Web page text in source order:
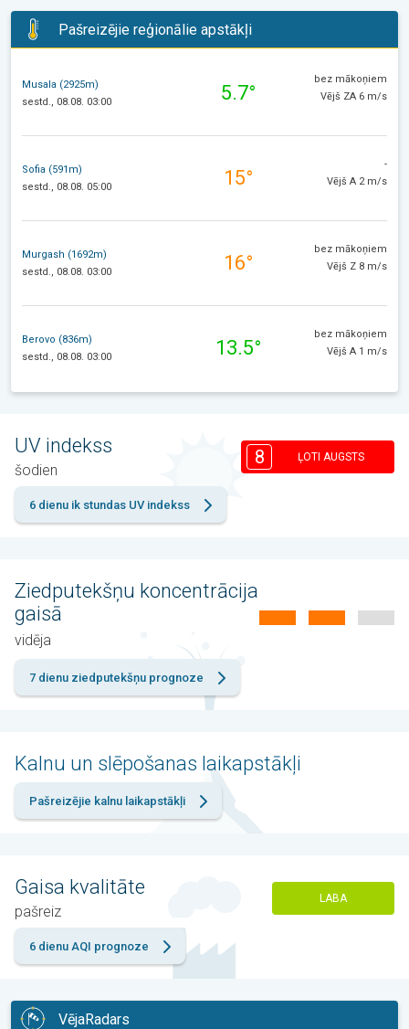
Pašreizējie reģionālie apstākļi
Musala (2925m)
sestd., 08.08. 03:00
5.7°
bez mākoņiem
Vējš ZA 6 m/s
Sofia (591m)
sestd., 08.08. 05:00
15°
-
Vējš A 2 m/s
Murgash (1692m)
sestd., 08.08. 03:00
16°
bez mākoņiem
Vējš Z 8 m/s
Berovo (836m)
sestd., 08.08. 03:00
13.5°
bez mākoņiem
Vējš A 1 m/s
UV indekss
šodien
8 ĻOTI AUGSTS
6 dienu ik stundas UV indekss
Ziedputekšņu koncentrācija
gaisā
vidēja
7 dienu ziedputekšņu prognoze
Kalnu un slēpošanas laikapstākļi
Pašreizējie kalnu laikapstākļi
Gaisa kvalitāte
pašreiz
LABA
6 dienu AQI prognoze
VējaRadars